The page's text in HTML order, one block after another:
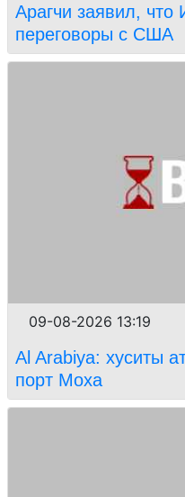
Арагчи заявил, что
переговоры с США
09-08-2026 13:19
Al Arabiya: хуситы
порт Моха